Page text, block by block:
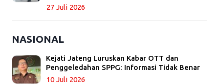
27 Juli 2026
NASIONAL
Kejati Jateng Luruskan Kabar OTT dan
Penggeledahan SPPG: Informasi Tidak Benar
10 Juli 2026